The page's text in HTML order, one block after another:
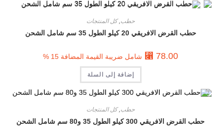
حطب ,كل المنتجات
حطب القرض الافريقي 20 كيلو الطول 35 سم شامل الشحن
⃁ 78.00 شامل ضريبة القيمة المضافة 15 %
إضافة إلى السلة
حطب,كل المنتجات
حطب القرض الافريقي 300 كيلو الطول 35 و80 سم شامل الشحن